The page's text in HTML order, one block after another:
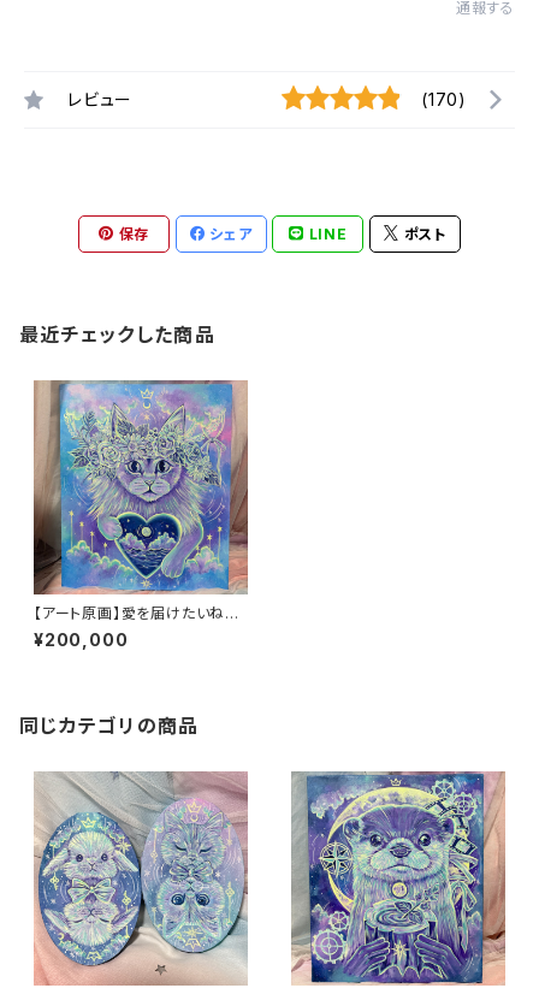
通報する
レビュー (170)
保存 シェア LINE ポスト
最近チェックした商品
【アート原画】愛を届けたいねこ
1点もの アクリル画
¥200,000
同じカテゴリの商品